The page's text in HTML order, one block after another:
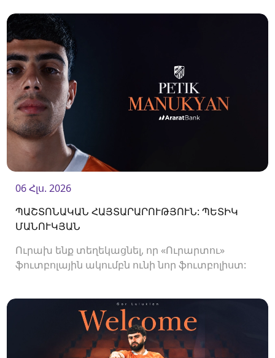
06 Հլս. 2026
ՊԱՇՏՈՆԱԿԱՆ ՀԱՅՏԱՐԱՐՈՒԹՅՈՒՆ: ՊԵՏԻԿ
ՄԱՆՈՒԿՅԱՆ
Ուրախ ենք տեղեկացնել, որ «Ուրարտու»
ֆուտբոլային ակումբն ունի նոր ֆուտբոլիստ: